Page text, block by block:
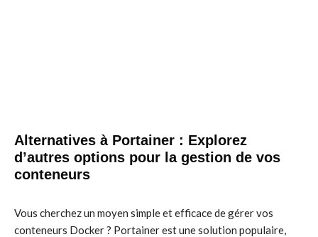
Alternatives à Portainer : Explorez
d’autres options pour la gestion de vos
conteneurs
Vous cherchez un moyen simple et efficace de gérer vos
conteneurs Docker ? Portainer est une solution populaire,